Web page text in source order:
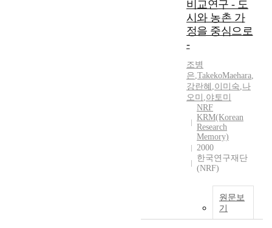
비교연구 - 도
시와 농촌 가
정을 중심으로
-
조병
은,TakekoMaehara,
강란혜 ,이미숙,나
오미 ,야토미
NRF
KRM(Korean
Research
Memory)
2000
한국연구재단
(NRF)
원문보
기